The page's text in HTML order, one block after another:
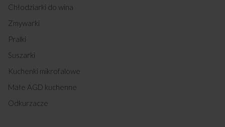
Chłodziarki do wina
Zmywarki
Pralki
Suszarki
Kuchenki mikrofalowe
Małe AGD kuchenne
Odkurzacze